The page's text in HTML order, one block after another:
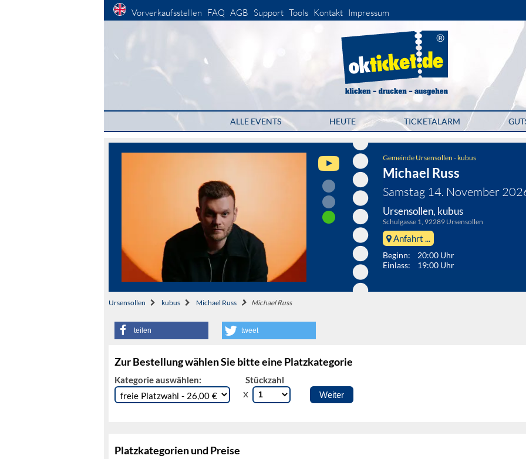
Vorverkaufsstellen FAQ AGB Support Tools Kontakt Impressum
ALLE EVENTS HEUTE TICKETALARM
Gemeinde Ursensollen - kubus
Michael Russ
Samstag 14. November
Ursensollen, kubus
Schulgasse 1, 92289 Ursensollen
Anfahrt ...
Beginn: 20:00 Uhr
Einlass: 19:00 Uhr
Ursensollen kubus Michael Russ Michael Russ
teilen tweet
Zur Bestellung wählen Sie bitte eine Platzkategorie
Kategorie auswählen: Stückzahl
x
Platzkategorien und Preise